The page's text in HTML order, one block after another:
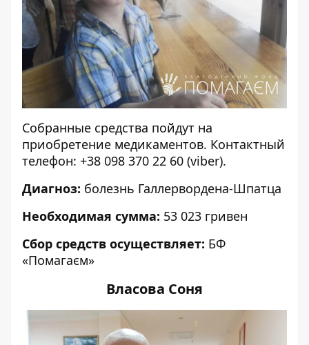
Собранные средства пойдут на
приобретение медикаментов. Контактный
телефон: +38 098 370 22 60 (viber).
Диагноз: болезнь Галлервордена-Шпатца
Необходимая сумма: 53 023 гривен
Сбор средств осуществляет: БФ
«Помагаєм»
Власова Соня